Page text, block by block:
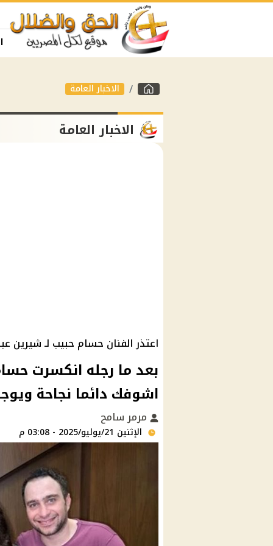
الاخبار العامة
الاخبار العامة
اعتذر الفنان حسام حبيب لـ شيرين
بعد ما رجله انكسرت
اشوفك دائما نجاحة
مرمر سامح
الإثنين 21/يوليو/2025 - 03:08 م